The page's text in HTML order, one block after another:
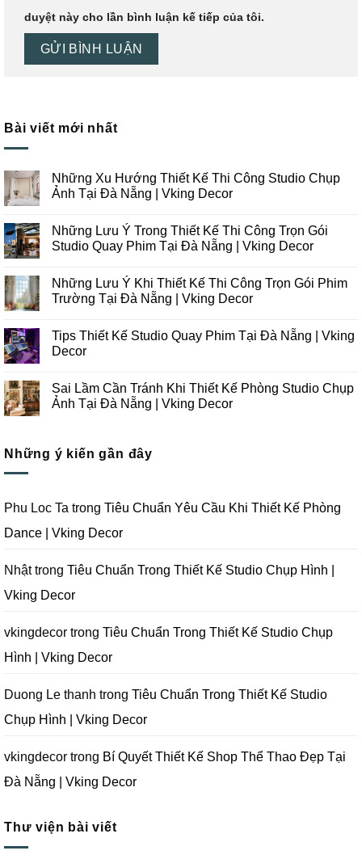
duyệt này cho lần bình luận kế tiếp của tôi.
Bài viết mới nhất
Những Xu Hướng Thiết Kế Thi Công Studio Chụp
Ảnh Tại Đà Nẵng | Vking Decor
bình
luận
ở
Hướng
Thiết
Kế
Studio
Chụp
Ảnh
Nẵng
Vking
Những Lưu Ý Trong Thiết Kế Thi Công Trọn Gói
Studio Quay Phim Tại Đà Nẵng | Vking Decor
bình
luận
ở
Ý
Trong
Thiết
Công
Trọn
Gói
Tại
Đà
Decor
Những Lưu Ý Khi Thiết Kế Thi Công Trọn Gói Phim
Trường Tại Đà Nẵng | Vking Decor
bình
luận
ở
Ý
Khi
Thiết
Trọn
Gói
Đà
Nẵng
Vking
Tips Thiết Kế Studio Quay Phim Tại Đà Nẵng | Vking
Decor
bình
luận
ở
Studio
Quay
Nẵng
|
Decor
Sai Lầm Cần Tránh Khi Thiết Kế Phòng Studio Chụp
Ảnh Tại Đà Nẵng | Vking Decor
luận
ở
Tránh
Khi
Kế
Chụp
Ảnh
Đà
Vking
Decor
Những ý kiến gần đây
Phu Loc Ta trong Tiêu Chuẩn Yêu Cầu Khi Thiết Kế Phòng
Dance | Vking Decor
Nhậttrong Tiêu Chuẩn Trong Thiết Kế Studio Chụp Hình |
Vking Decor
vkingdecor trong Tiêu Chuẩn Trong Thiết Kế Studio Chụp
Hình | Vking Decor
Duong Le thanh trong Tiêu Chuẩn Trong Thiết Kế Studio
Chụp Hình | Vking Decor
vkingdecor trong Bí Quyết Thiết Kế Shop Thể Thao Đẹp Tại
Đà Nẵng | Vking Decor
Thư viện bài viết